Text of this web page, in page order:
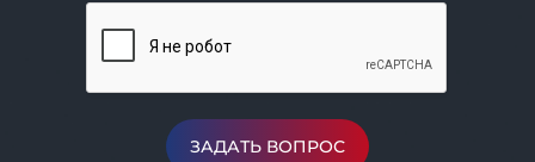
ЗАДАТЬ ВОПРОС